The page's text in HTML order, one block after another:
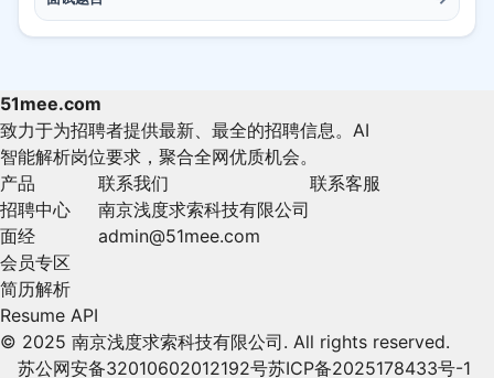
51mee.com
致力于为招聘者提供最新、最全的招聘信息。AI
智能解析岗位要求，聚合全网优质机会。
产品
招聘中心
面经
会员专区
简历解析
Resume API
联系我们
南京浅度求索科技有限公司
admin@51mee.com
联系客服
© 2025 南京浅度求索科技有限公司. All rights reserved.
苏公网安备32010602012192号苏ICP备2025178433号-1